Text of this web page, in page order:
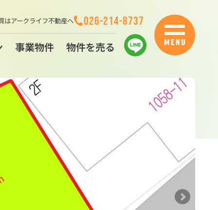
はアークライフ不動産へ
事業物件 物件を売る
026-214-8737